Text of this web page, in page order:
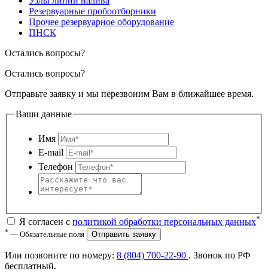
Резервуарные пробоотборники
Прочее резервуарное оборудование
ПНСК
Остались вопросы?
Остались вопросы?
Отправьте заявку и мы перезвоним Вам в ближайшее время.
Ваши данные
Имя
E-mail
Телефон
Я согласен с политикой обработки персональных данных*
* — Обязательные поля Отправить заявку
Или позвоните по номеру: 8 (804) 700-22-90 . Звонок по РФ
бесплатный.